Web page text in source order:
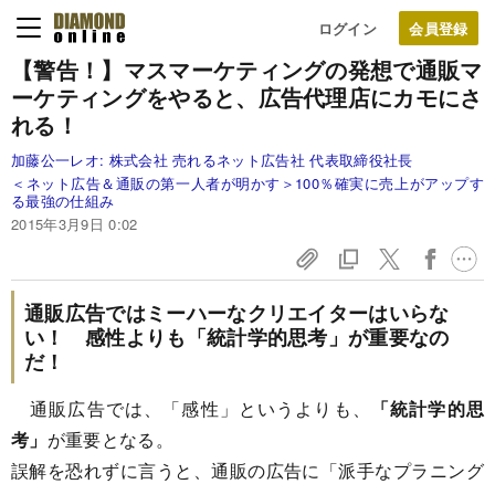
ログイン
【警告！】マスマーケティングの発想で通販マ
ーケティングをやると、 広告代理店にカモにさ
れる！
加藤公一レオ: 株式会社 売れるネット広告社 代表取締役社長
＜ネット広告＆通販の第一人者が明かす＞100％確実に売上がアップす
る最強の仕組み
2015年3月9日 0:02
通販広告ではミーハーなクリエイターはいらな
い！ 感性よりも「統計学的思考」が重要なの
だ！
通販広告では、「感性」というよりも、
「統計学的思
考」 が重要となる。
誤解を恐れずに言うと、通販の広告に「派手なプラニング